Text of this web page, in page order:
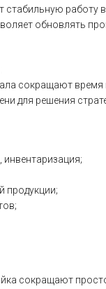
стабильную работу в
обновлять
сокращают время
для решения
инвентаризация;
продукции;
сокращают